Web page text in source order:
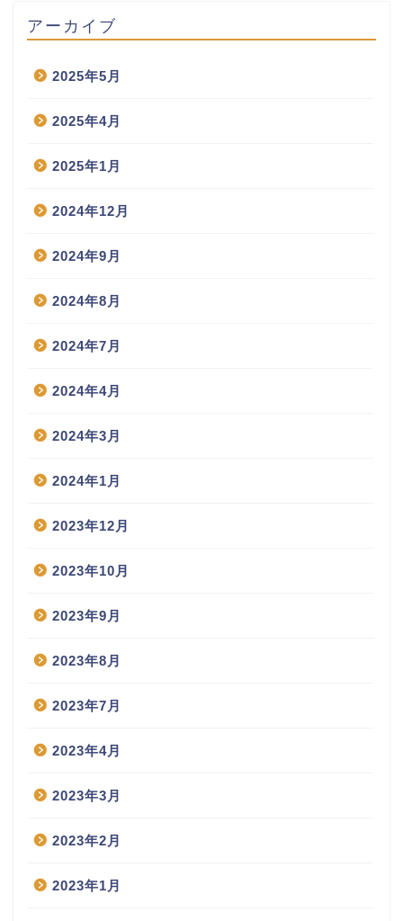
アーカイブ
2025年5月
2025年4月
2025年1月
2024年12月
2024年9月
2024年8月
2024年7月
2024年4月
2024年3月
2024年1月
2023年12月
2023年10月
2023年9月
2023年8月
2023年7月
2023年4月
2023年3月
2023年2月
2023年1月